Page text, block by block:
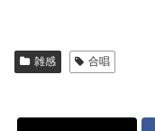
雑感 合唱